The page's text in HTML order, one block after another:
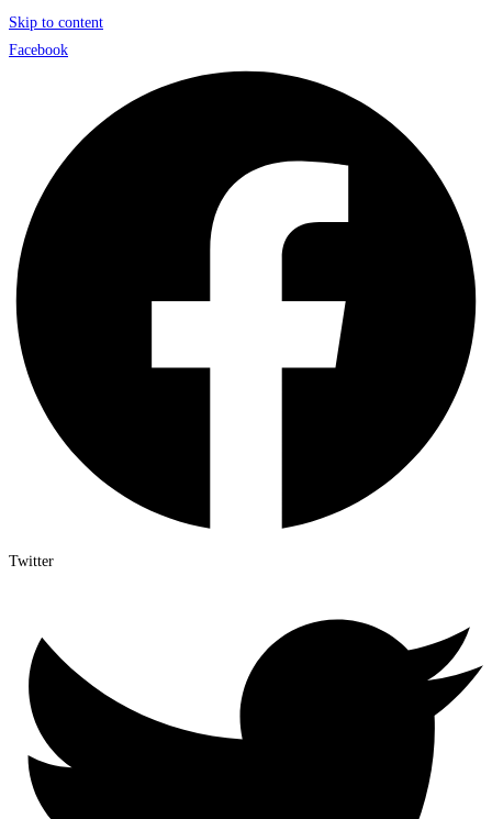
Skip to content
Facebook
Twitter